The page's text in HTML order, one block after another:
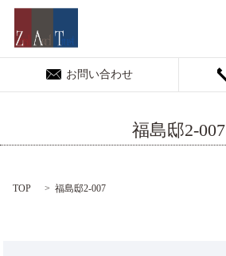
お問い合わせ
福島邸2-007
TOP 福島邸2-007